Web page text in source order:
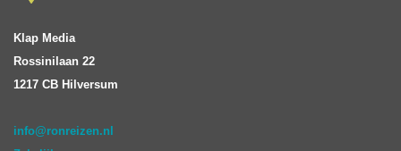
Klap Media
Rossinilaan 22
1217 CB Hilversum
info@ronreizen.nl